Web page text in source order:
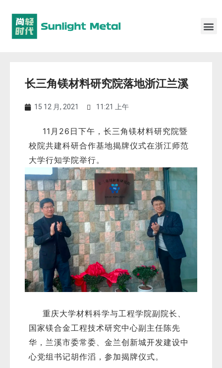
长三角镁材料研究院落地浙江兰溪
15 12 月, 2021 11:21 上午
11月26日下午 ，长三角镁材料研究院暨
校院共建科研合作基地揭牌仪式在浙江师范
大学行知学院举行。
重庆大学材料科学与工程学院副院长、
国家镁合金工程技术研究中心副主任陈先
华，兰溪市委常委、金兰创新城开发建设中
心党组书记胡作滔，参加揭牌仪式。